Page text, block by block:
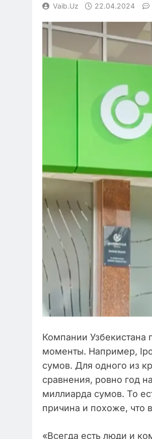
Vaib.uz 22.04.2024
Компании Узбекистана
моменты. Например,
сумов. Для одного из
сравнения, ровно год
миллиарда сумов. То
причина и похоже, что
«Всегда есть люди и